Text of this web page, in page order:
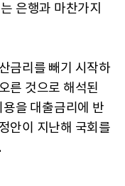
은행과 마찬가지
금리를 빼기 시작하
른 것으로 해석된
을 대출금리에 반
안이 지난해 국회를